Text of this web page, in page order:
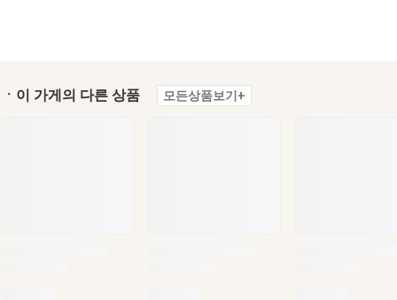
ㆍ이 가게의 다른 상품 모든상품보기+